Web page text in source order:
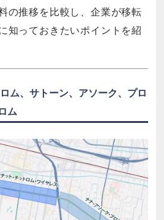
の推移を比較し、企業が移転
知っておきたいポイントを紹
ム、サトーン、アソーク、プロ
ム